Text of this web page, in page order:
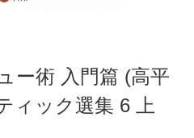
ー術 入門篇 (高平
ィック選集 6 上